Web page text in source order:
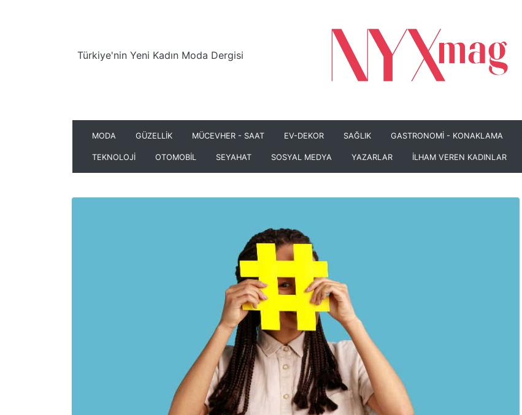
Türkiye'nin Yeni Kadın Moda Dergisi
MODA GÜZELLİK MÜCEVHER - SAAT EV-DEKOR SAĞLIK GASTRONOMİ - KONAKLAMA
TEKNOLOJİ OTOMOBİL SEYAHAT SOSYAL MEDYA YAZARLAR İLHAM VEREN KADINLAR